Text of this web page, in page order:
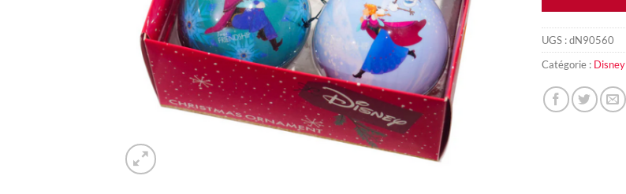
UGS :dN90560
Catégorie : Disney